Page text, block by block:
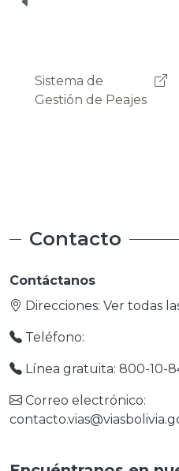
Ministerio de
Obras Públicas
Contacto
Contáctanos
Direcciones: Ver todas
Teléfono:
Línea gratuita: 800-10-
Correo electrónico: